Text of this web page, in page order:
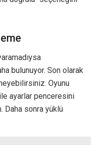
bulunuyor. Son olarak
Oyunu
ayarlar penceresini
Daha sonra yüklü